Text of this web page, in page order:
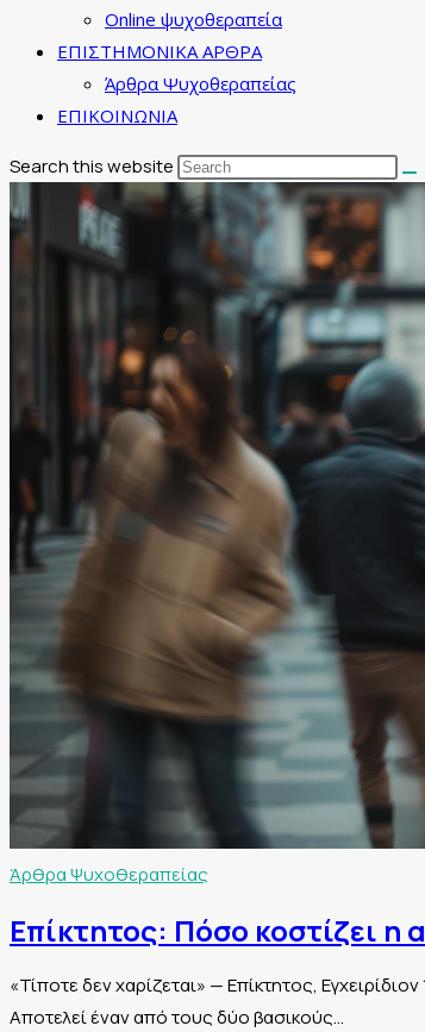
Online ψυχοθεραπεία
ΕΠΙΣΤΗΜΟΝΙΚΑ ΑΡΘΡΑ
Άρθρα Ψυχοθεραπείας
ΕΠΙΚΟΙΝΩΝΙΑ
Search this website
Άρθρα Ψυχοθεραπείας
Επίκτητος: Πόσο κοστίζει η
«Τίποτε δεν χαρίζεται» — Επίκτητος,
Αποτελεί έναν από τους δύο βασικούς…